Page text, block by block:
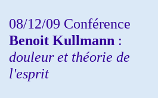
08/12/09 Conférence
Benoit Kullmann :
douleur et théorie de
l'esprit